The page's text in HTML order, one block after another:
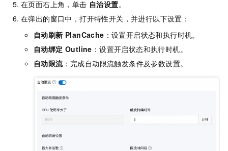
在页面右上角，单击 自治设置。
在弹出的窗口中，打开特性开关，并进行以下设置：
自动刷新 PlanCache ：设置开启状态和执行时机。
自动绑定 Outline ：设置开启状态和执行时机。
自动限流：完成自动限流触发条件及参数设置。